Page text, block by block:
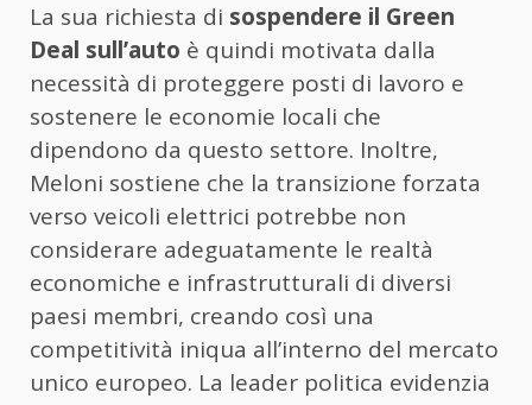
La sua richiesta di sospendere il Green
Deal sull’auto è quindi motivata dalla
necessità di proteggere posti di lavoro e
sostenere le economie locali che
dipendono da questo settore. Inoltre,
Meloni sostiene che la transizione forzata
verso veicoli elettrici potrebbe non
considerare adeguatamente le realtà
economiche e infrastrutturali di diversi
paesi membri, creando così una
competitività iniqua all’interno del mercato
unico europeo. La leader politica evidenzia